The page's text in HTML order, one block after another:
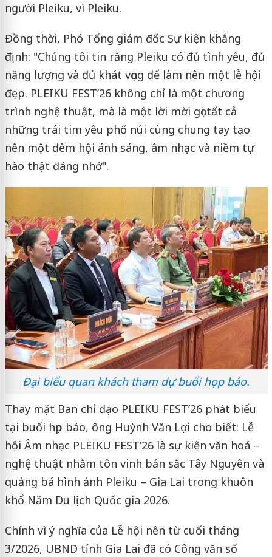
người Pleiku, vì Pleiku.
Đồng thời, Phó Tổng giám đốc Sự kiện khẳng
định: "Chúng tôi tin rằng Pleiku có đủ tình yêu, đủ
năng lượng và đủ khát vọng để làm nên một lễ hội
đẹp. PLEIKU FEST’26 không chỉ là một chương
trình nghệ thuật, mà là một lời mời gọi tất cả
những trái tim yêu phố núi cùng chung tay tạo
nên một đêm hội ánh sáng, âm nhạc và niềm tự
hào thật đáng nhớ".
Đại biểu quan khách tham dự buổi họp báo.
Thay mặt Ban chỉ đạo PLEIKU FEST’26 phát biểu
tại buổi họp báo, ông Huỳnh Văn Lợi cho biết: Lễ
hội Âm nhạc PLEIKU FEST’26 là sự kiện văn hoá –
nghệ thuật nhằm tôn vinh bản sắc Tây Nguyên và
quảng bá hình ảnh Pleiku – Gia Lai trong khuôn
khổ Năm Du lịch Quốc gia 2026.
Chính vì ý nghĩa của Lễ hội nên từ cuối tháng
3/2026, UBND tỉnh Gia Lai đã có Công văn số